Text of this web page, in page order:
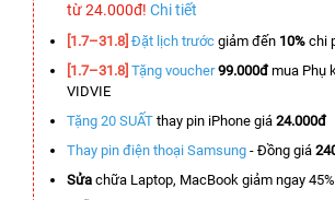
từ 24.000đ! Chi tiết
[1.7–31.8] Đặt lịch trước giảm đến 10% chi
[1.7–31.8] Tặng voucher 99.000đmua Phụ
VIDVIE
Tặng 20 SUẤT thay pin iPhone giá 24.000đ
Thay pin điện thoại Samsung - Đồng giá
Sửa chữa Laptop, MacBook giảm ngay 45%